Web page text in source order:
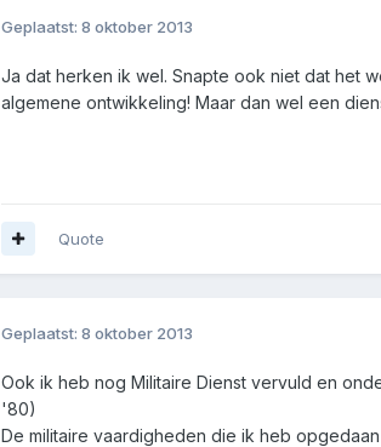
Geplaatst: 8 oktober 2013
Ja dat herken ik wel. Snapte ook niet dat het
algemene ontwikkeling! Maar dan wel een
Quote
Geplaatst: 8 oktober 2013
Ook ik heb nog Militaire Dienst vervuld en
'80)
De militaire vaardigheden die ik heb